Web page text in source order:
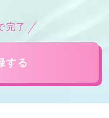
完了
する